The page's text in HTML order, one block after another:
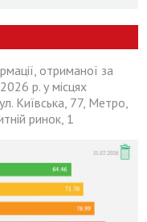
отриманої за
р. у місцях
Київська, 77, Метро,
ринок, 1